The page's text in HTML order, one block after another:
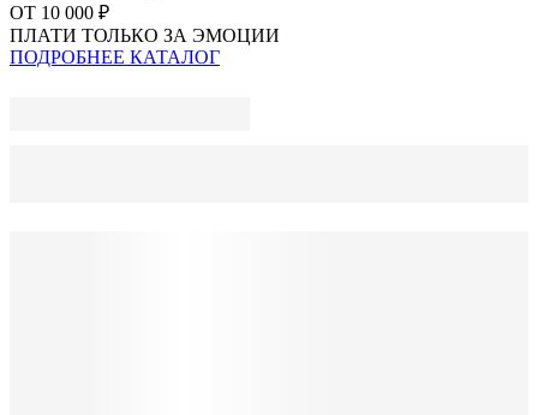
ОТ 10 000 ₽
ПЛАТИ ТОЛЬКО ЗА ЭМОЦИИ
ПОДРОБНЕЕ КАТАЛОГ